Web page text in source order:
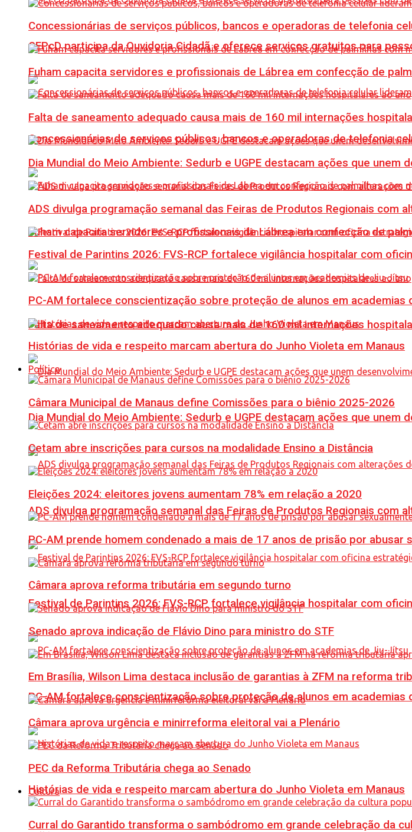
SEPcD participa da Ouvidoria Cidadã e oferece serviços gratuitos para
Concessionárias de serviços públicos, bancos e operadoras de telefonia
Fuham capacita servidores e profissionais de Lábrea em confecção de
Falta de saneamento adequado causa mais de 160 mil internações
Dia Mundial do Meio Ambiente: Sedurb e UGPE destacam ações que unem
ADS divulga programação semanal das Feiras de Produtos Regionais com
Festival de Parintins 2026: FVS-RCP fortalece vigilância hospitalar com
PC-AM fortalece conscientização sobre proteção de alunos em academias
Histórias de vida e respeito marcam abertura do Junho Violeta em Manaus
Concessionárias de serviços públicos, bancos e operadoras de telefonia
Fuham capacita servidores e profissionais de Lábrea em confecção de
Falta de saneamento adequado causa mais de 160 mil internações
Dia Mundial do Meio Ambiente: Sedurb e UGPE destacam ações que unem
ADS divulga programação semanal das Feiras de Produtos Regionais com
Festival de Parintins 2026: FVS-RCP fortalece vigilância hospitalar com
PC-AM fortalece conscientização sobre proteção de alunos em academias
Histórias de vida e respeito marcam abertura do Junho Violeta em Manaus
Política
Câmara Municipal de Manaus define Comissões para o biênio 2025-2026
Cetam abre inscrições para cursos na modalidade Ensino a Distância
Eleições 2024: eleitores jovens aumentam 78% em relação a 2020
PC-AM prende homem condenado a mais de 17 anos de prisão por abusar
Câmara aprova reforma tributária em segundo turno
Senado aprova indicação de Flávio Dino para ministro do STF
Em Brasília, Wilson Lima destaca inclusão de garantias à ZFM na reforma
Câmara aprova urgência e minirreforma eleitoral vai a Plenário
PEC da Reforma Tributária chega ao Senado
Cultura
Curral do Garantido transforma o sambódromo em grande celebração da